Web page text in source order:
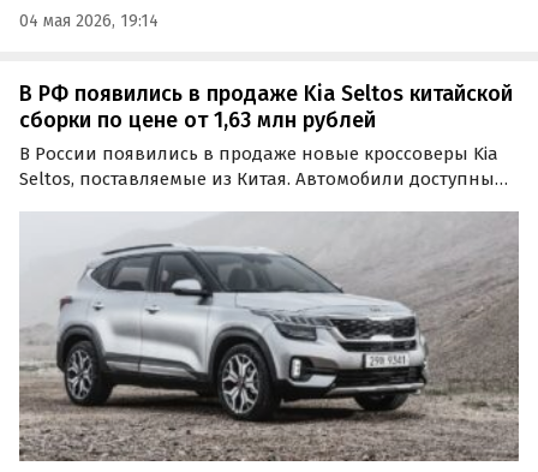
04 мая 2026, 19:14
В РФ появились в продаже Kia Seltos китайской
сборки по цене от 1,63 млн рублей
В России появились в продаже новые кроссоверы Kia
Seltos, поставляемые из Китая. Автомобили доступны
«Автоновости дня».